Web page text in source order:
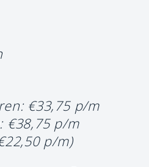
€33,75 p/m
€38,75 p/m
p/m)